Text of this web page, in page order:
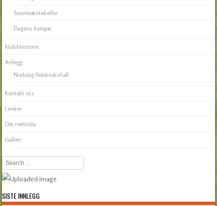
Sunnmørstabeller
Dagens kampar
Klubbhistorie
Anlegg
Norborg fleirbrukshall
Kontakt oss
Lenker
Om nettsida
Galleri
Search
SISTE INNLEGG